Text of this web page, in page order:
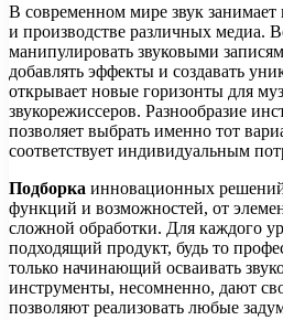
В современном мире звук занимает
и производстве различных медиа.
манипулировать звуковыми
добавлять эффекты и создавать
открывает новые горизонты для
звукорежиссеров. Разнообразие
позволяет выбрать именно тот
соответствует индивидуальным
Подборка инновационных
функций и возможностей, от
сложной обработки. Для каждого
подходящий продукт, будь то
только начинающий осваивать
инструменты, несомненно, дают
позволяют реализовать любые